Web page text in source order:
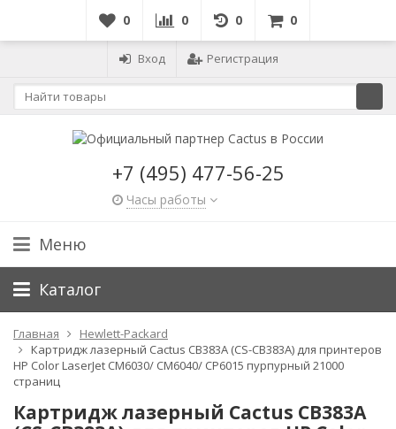
0 0 0 0
Вход Регистрация
+7 (495) 477-56-25
Часы работы
Меню
Каталог
Главная
Hewlett-Packard
Картридж лазерный Cactus CB383A (CS-CB383A) для принтеров
HP Color LaserJet CM6030/ CM6040/ CP6015 пурпурный 21000
страниц
Картридж лазерный Cactus CB383A